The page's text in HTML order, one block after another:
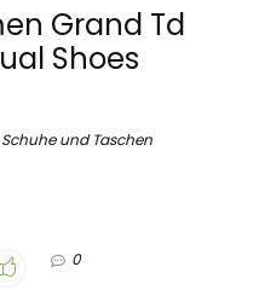
Grand Td
Shoes
Schuhe und Taschen
0